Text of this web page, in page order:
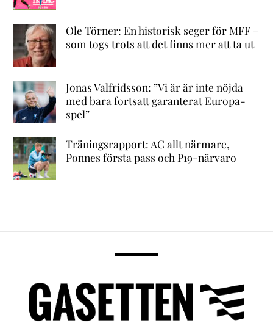
Ole Törner: En historisk seger för MFF –
som togs trots att det finns mer att ta ut
Jonas Valfridsson: ”Vi är är inte nöjda
med bara fortsatt garanterat Europa-
spel”
Träningsrapport: AC allt närmare,
Ponnes första pass och P19-närvaro